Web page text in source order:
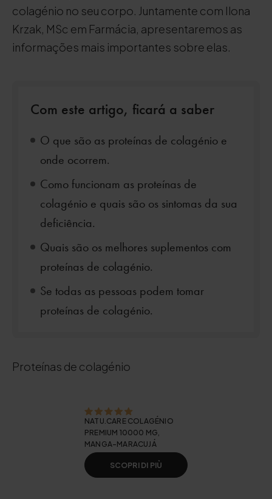
colagénio no seu corpo. Juntamente com Ilona
Krzak, MSc em Farmácia, apresentaremos as
informações mais importantes sobre elas.
Com este artigo, ficará a saber
O que são as proteínas de colagénio e
onde ocorrem.
Como funcionam as proteínas de
colagénio e quais são os sintomas da sua
deficiência.
Quais são os melhores suplementos com
proteínas de colagénio.
Se todas as pessoas podem tomar
proteínas de colagénio.
Proteínas de colagénio
NATU.CARE COLAGÉNIO
PREMIUM 10000 MG,
MANGA-MARACUJÁ
SCOPRI DI PIÙ